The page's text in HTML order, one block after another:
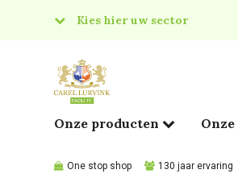
Kies hier uw sector
Food
Onze producten
One stop shop 130 jaar ervaring